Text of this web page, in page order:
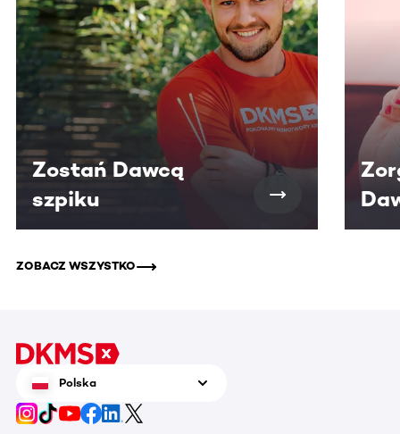
Zostań Dawcą
szpiku
ZOBACZ WSZYSTKO
Polska